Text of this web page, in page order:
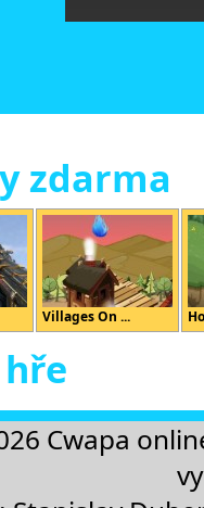
zdarma
Villages On ...
Cwapa